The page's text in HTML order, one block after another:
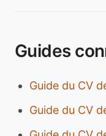
Guides
Guide du CV
Guide du CV